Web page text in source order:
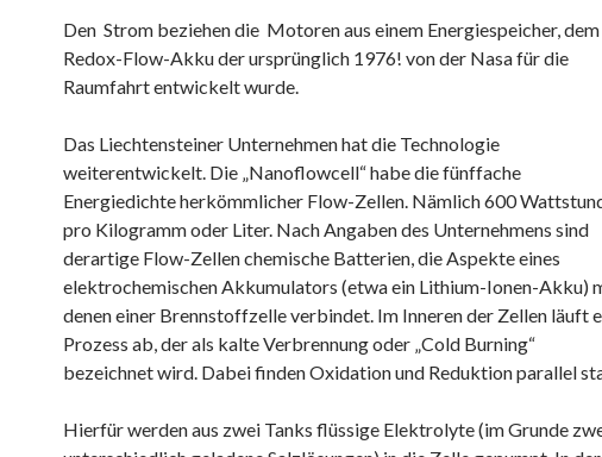
Den Strom beziehen die Motoren aus einem Energiespeicher, dem
Redox-Flow-Akku der ursprünglich 1976! von der Nasa für die
Raumfahrt entwickelt wurde.
Das Liechtensteiner Unternehmen hat die Technologie
weiterentwickelt. Die „Nanoflowcell“ habe die fünffache
Energiedichte herkömmlicher Flow-Zellen. Nämlich 600
pro Kilogramm oder Liter. Nach Angaben des Unternehmens sind
derartige Flow-Zellen chemische Batterien, die Aspekte eines
elektrochemischen Akkumulators (etwa ein Lithium-Ionen-Akku)
denen einer Brennstoffzelle verbindet. Im Inneren der Zellen läuft
Prozess ab, der als kalte Verbrennung oder „Cold Burning“
bezeichnet wird. Dabei finden Oxidation und Reduktion parallel
Hierfür werden aus zwei Tanks flüssige Elektrolyte (im Grunde